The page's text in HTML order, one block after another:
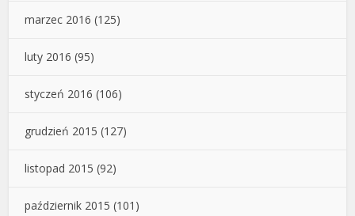
marzec 2016 (125)
luty 2016 (95)
styczeń 2016 (106)
grudzień 2015 (127)
listopad 2015 (92)
październik 2015 (101)